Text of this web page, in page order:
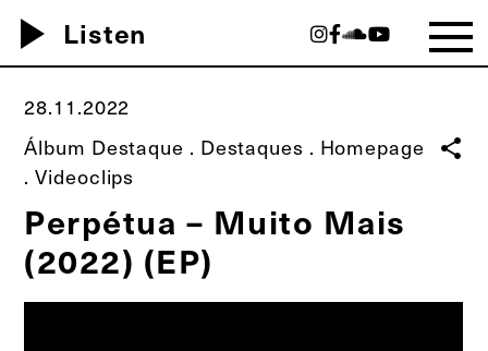
play_arrow Listen
28.11.2022
Álbum Destaque . Destaques . Homepage
.Videoclips
share
Perpétua – Muito Mais
(2022) (EP)